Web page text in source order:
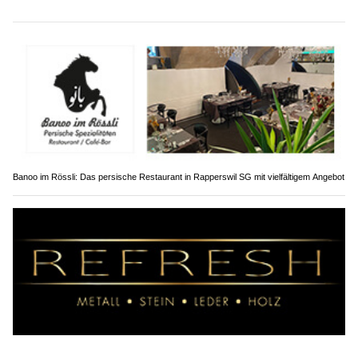
Banoo im Rössli: Das persische Restaurant in Rapperswil SG mit vielfältigem Angebot